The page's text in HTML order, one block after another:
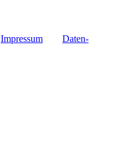
Impres­sum
Daten­